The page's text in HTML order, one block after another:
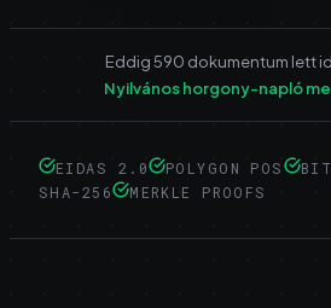
Eddig 590 dokumentum lett
Nyilvános horgony-napló
EIDAS 2.0 POLYGON POS
SHA-256
MERKLE PROOFS